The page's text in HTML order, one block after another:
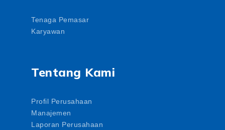
Tenaga Pemasar
Karyawan
Tentang Kami
Profil Perusahaan
Manajemen
Laporan Perusahaan